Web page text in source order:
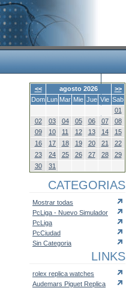
<< agosto 2026
>>
Dom Lun Mar Mie Jue Vie Sab
01
02
03 04 05 06 07
08
09
10 11 12 13 14
15
16
17 18 19 20 21
22
23
24 25 26 27 28
29
30
31
CATEGORIAS
Mostrar todas
PcLiga - Nuevo Simulador
PcLiga
PcCiudad
Sin Categoria
LINKS
rolex replica watches
Audemars Piguet Replica